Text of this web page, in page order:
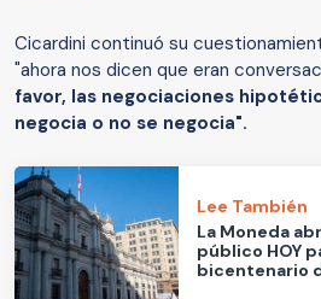
Cicardini continuó su
"ahora nos dicen que eran
favor, las negociaciones
negocia o no se negocia".
Lee También
La Moneda
público HOY
bicentenario